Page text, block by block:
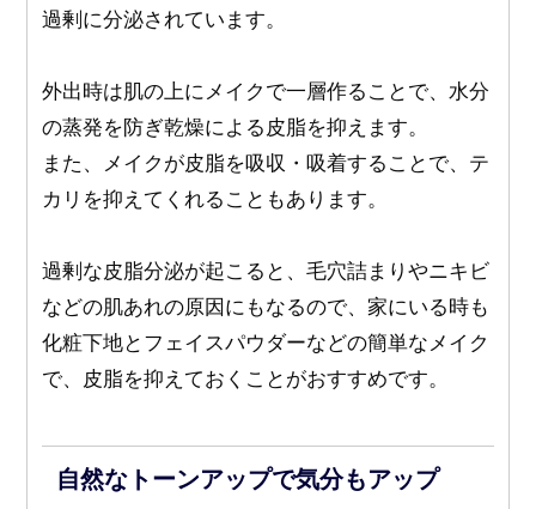
過剰に分泌されています。
外出時は肌の上にメイクで一層作ることで、水分
の蒸発を防ぎ乾燥による皮脂を抑えます。
また、メイクが皮脂を吸収・吸着することで、テ
カリを抑えてくれることもあります。
過剰な皮脂分泌が起こると、毛穴詰まりやニキビ
などの肌あれの原因にもなるので、家にいる時も
化粧下地とフェイスパウダーなどの簡単なメイク
で、皮脂を抑えておくことがおすすめです。
自然なトーンアップで気分もアップ